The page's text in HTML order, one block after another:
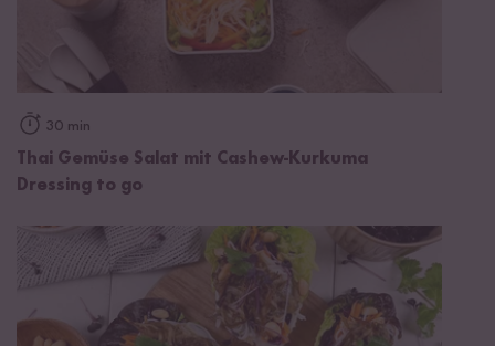
30 min
Thai Gemüse Salat mit Cashew-Kurkuma
Dressing to go